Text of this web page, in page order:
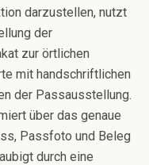
darzustellen, nutzt
der
zur örtlichen
mit handschriftlichen
der Passausstellung.
über das genaue
Passfoto und Beleg
durch eine